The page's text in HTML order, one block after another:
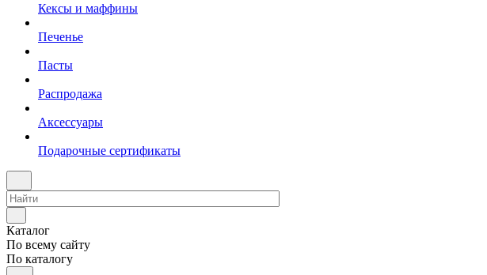
Кексы и маффины
Печенье
Пасты
Распродажа
Аксессуары
Подарочные сертификаты
Каталог
По всему сайту
По каталогу